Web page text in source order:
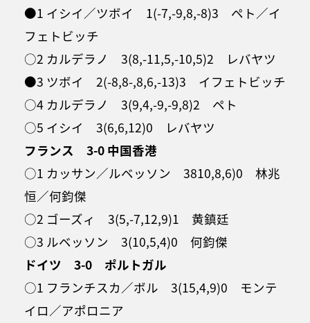
●1 イシイ／ツボイ 1(-7,-9,8,-8)3 ペト／イ
フェトビッチ
○2 カルデラノ 3(8,-11,5,-10,5)2 レバヤツ
●3 ツボイ 2(-8,8-,8,6,-13)3 イフェトビッチ
○4 カルデラノ 3(9,4,-9,-9,8)2 ペト
○5 イシイ 3(6,6,12)0 レバヤツ
フランス 3-0 中国香港
○1 カッサン／ルベッソン 3810,8,6)0 林兆
恒／何鈞傑
○2 ゴーズィ 3(5,-7,12,9)1 黄鎮廷
○3 ルベッソン 3(10,5,4)0 何鈞傑
ドイツ 3-0 ポルトガル
○1 フランチスカ／ボル 3(15,4,9)0 モンテ
イロ／アポロニア